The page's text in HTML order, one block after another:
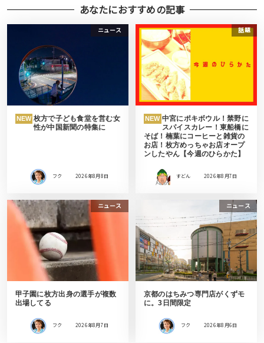
あなたにおすすめの記事
ニュース
NEW 枚方で子ども食堂を営む女
性が中国新聞の特集に
フク 2026年8月8日
話題
NEW 中宮にポキボウル！禁野に
スパイスカレー！東船橋に
そば！楠葉にコーヒーと雑貨の
お店！枚方めっちゃお店オープ
ンしたやん【今週のひらかた】
すどん 2026年8月7日
ニュース
甲子園に枚方出身の選手が複数
出場してる
フク 2026年8月7日
ニュース
京都のはちみつ専門店がくずモ
に。3日間限定
フク 2026年8月6日